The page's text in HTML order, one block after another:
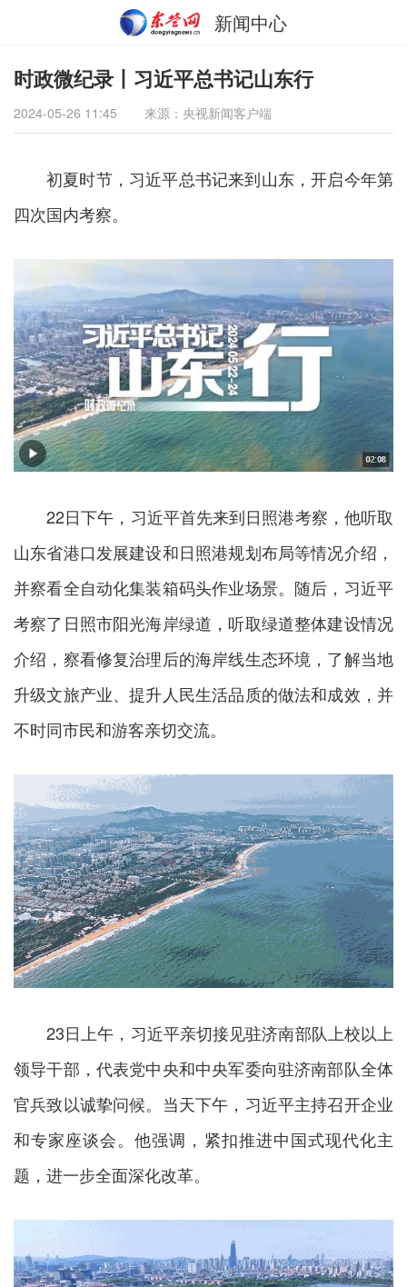
新闻中心
时政微纪录丨习近平总书记山东行
2024-05-26 11:45 来源：央视新闻客户端
初夏时节，习近平总书记来到山东，开启今年第
四次国内考察。
22日下午，习近平首先来到日照港考察，他听取
山东省港口发展建设和日照港规划布局等情况介绍，
并察看全自动化集装箱码头作业场景。随后，习近平
考察了日照市阳光海岸绿道，听取绿道整体建设情况
介绍，察看修复治理后的海岸线生态环境，了解当地
升级文旅产业、提升人民生活品质的做法和成效，并
不时同市民和游客亲切交流。
23日上午，习近平亲切接见驻济南部队上校以上
领导干部，代表党中央和中央军委向驻济南部队全体
官兵致以诚挚问候。当天下午，习近平主持召开企业
和专家座谈会。他强调，紧扣推进中国式现代化主
题，进一步全面深化改革。